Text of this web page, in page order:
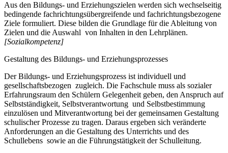
Aus den Bildungs- und Erziehungszielen werden sich wechselseitig
bedingende fachrichtungsübergreifende und fachrichtungsbezogene
Ziele formuliert. Diese bilden die Grundlage für die Ableitung von
Zielen und die Auswahl von Inhalten in den Lehrplänen.
[Sozialkompetenz]
Gestaltung des Bildungs- und Erziehungsprozesses
Der Bildungs- und Erziehungsprozess ist individuell und
gesellschaftsbezogen zugleich. Die Fachschule muss als sozialer
Erfahrungsraum den Schülern Gelegenheit geben, den Anspruch auf
Selbstständigkeit, Selbstverantwortung und Selbstbestimmung
einzulösen und Mitverantwortung bei der gemeinsamen Gestaltung
schulischer Prozesse zu tragen. Daraus ergeben sich veränderte
Anforderungen an die Gestaltung des Unterrichts und des
Schullebens sowie an die Führungstätigkeit der Schulleitung.